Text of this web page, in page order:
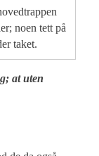
noen tett på
taket.
at uten